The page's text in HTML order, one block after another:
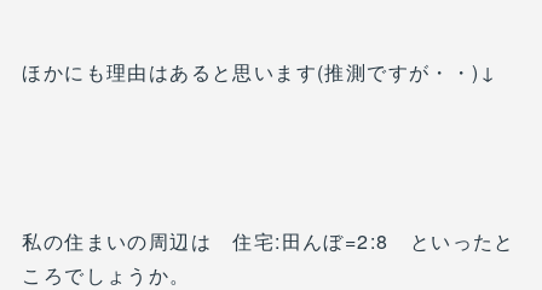
ほかにも理由はあると思います(推測ですが・・)↓
私の住まいの周辺は 住宅:田んぼ=2:8 といったと
ころでしょうか。